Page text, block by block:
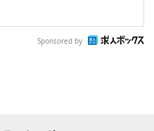
Sponsored by